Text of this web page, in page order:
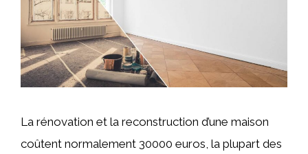
La rénovation et la reconstruction d’une maison
coûtent normalement 30000 euros, la plupart des